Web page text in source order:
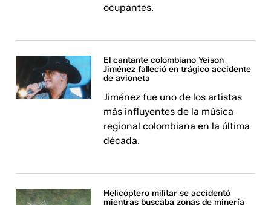
ocupantes.
El cantante colombiano Yeison
Jiménez falleció en trágico accidente
de avioneta
Jiménez fue uno de los artistas
más influyentes de la música
regional colombiana en la última
década.
Helicóptero militar se accidentó
mientras buscaba zonas de minería